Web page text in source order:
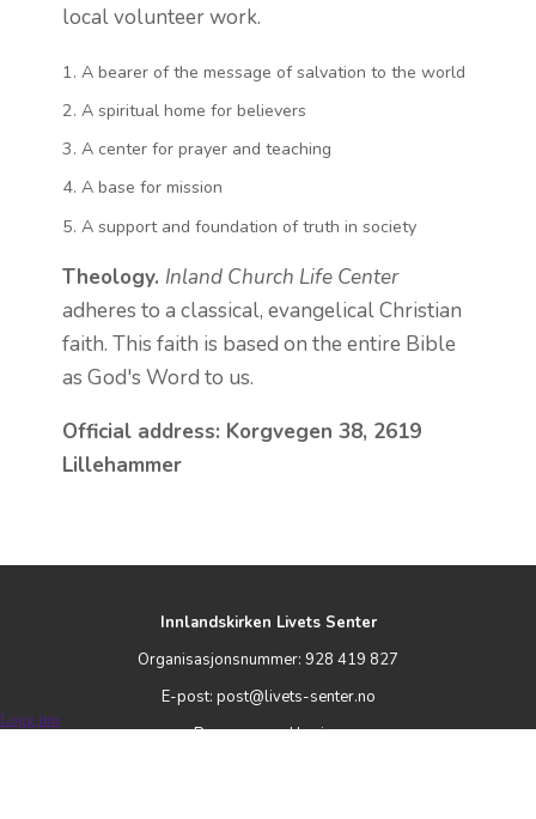
local volunteer work.
A bearer of the message of salvation to the world
A spiritual home for believers
A center for prayer and teaching
A base for mission
A support and foundation of truth in society
Theology. Inland Church Life Center
adheres to a classical, evangelical Christian
faith. This faith is based on the entire Bible
as God's Word to us.
Official address: Korgvegen 38, 2619
Lillehammer
Innlandskirken Livets Senter
Organisasjonsnummer: 928 419 827
E-post: post@livets-senter.no
Personvernerklæring
Logg inn